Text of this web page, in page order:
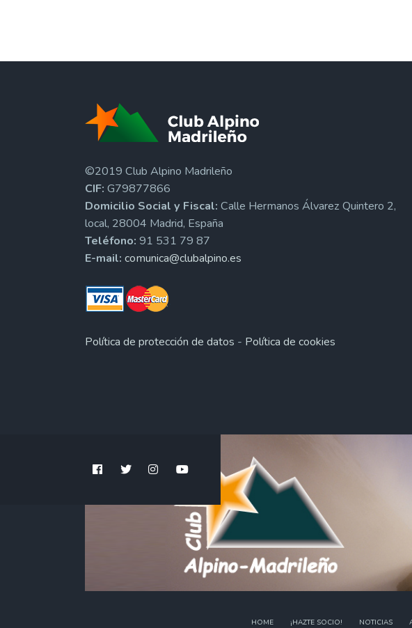
©2019 Club Alpino Madrileño
CIF: G79877866
Domicilio Social y Fiscal: Calle Hermanos Álvarez Quintero 2,
local, 28004 Madrid, España
Teléfono: 91 531 79 87
E-mail: comunica@clubalpino.es
Política de protección de datos - Política de cookies
HOME ¡HAZTE SOCIO! NOTICIAS